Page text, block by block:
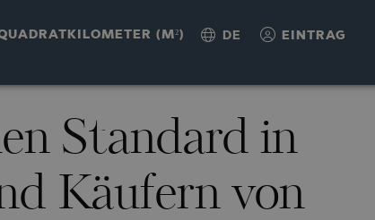
(M²) DE EINTRAG
Standard in
Käufern von